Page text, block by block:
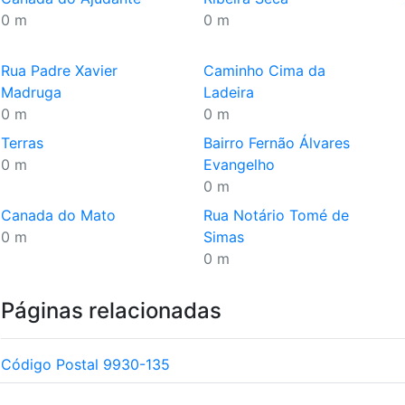
0 m
0 m
Rua Padre Xavier
Madruga
0 m
Caminho Cima da
Ladeira
0 m
Terras
0 m
Bairro Fernão Álvares
Evangelho
0 m
Canada do Mato
0 m
Rua Notário Tomé de
Simas
0 m
Páginas relacionadas
Código Postal 9930-135